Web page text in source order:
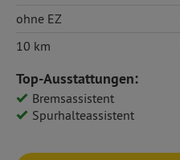
ohne EZ
10 km
Top-Ausstattungen:
Bremsassistent
Spurhalteassistent